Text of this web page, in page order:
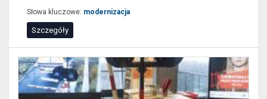
Słowa kluczowe: modernizacja
Szczegóły